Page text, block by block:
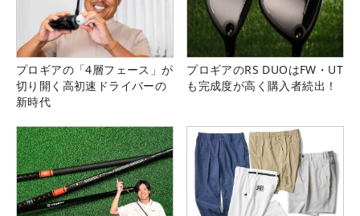
プロギアの「4層フェース」が
切り開く高初速ドライバーの
新時代
プロギアのRS DUOはFW・UT
も完成度が高く購入者続出！